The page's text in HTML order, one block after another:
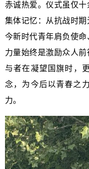
赤诚热爱。仪式虽仅
集体记忆：从抗战时
今新时代青年肩负使
力量始终是激励众人
与者在凝望国旗时，
念，为今后以青春之
力。